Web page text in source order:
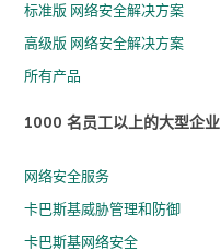
标准版 网络安全解决方案
高级版 网络安全解决方案
所有产品
1000 名员工以上的大型企业
网络安全服务
卡巴斯基威胁管理和防御
卡巴斯基网络安全